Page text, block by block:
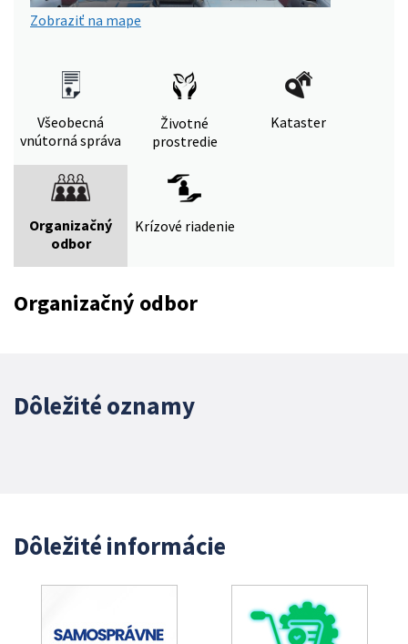
Zobraziť na mape
Všeobecná
vnútorná správa
Životné
prostredie
Kataster
Organizačný
odbor
Krízové riadenie
Organizačný odbor
Dôležité oznamy
Dôležité informácie